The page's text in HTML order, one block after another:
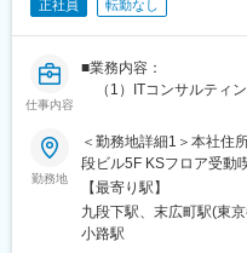
■具体的な業務：
1）生成AIを用いた業務
・弊社の生成AI LLMを
・企業の生成AI活用にお
・生成AIプロジェクト
スト・導入～定着化）
2）生成AIを用いた新た
ムの構想策定
正社員 転勤なし
仕事内容
■業務内容：
（1）ITコンサルティン
するシステム刷新やパ
具体的には、主に横断
通周り等)のプロジェク
弊社のリーダーとして
施しながら、ITコンサル
（2）社内業務：
勤務地
＜勤務地詳細1＞本社住
段ビル5F KSフロア受動
主な勤務地２住所：東
広町 901号室勤務地最
屋内全面禁煙変更の範囲
【最寄り駅】
九段下駅、末広町駅(東
小路駅